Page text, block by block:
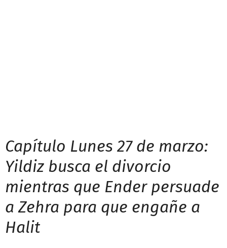
Capítulo Lunes 27 de marzo:
Yildiz busca el divorcio
mientras que Ender persuade
a Zehra para que engañe a
Halit